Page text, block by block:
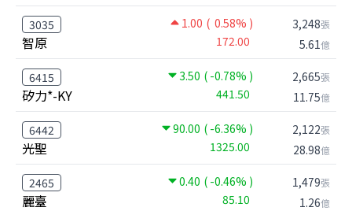
3035 1.00 ( 0.58% )
智原 172.00
3,248張
5.61億
6415 3.50 ( -0.78% )
矽力*-KY 441.50
2,665張
11.75億
6442 90.00 ( -6.36% )
光聖 1325.00
2,122張
28.98億
2465 0.40 ( -0.46% )
麗臺 85.10
1,479張
1.26億